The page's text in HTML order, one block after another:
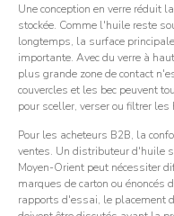
Une conception en verre réduit
stockée. Comme l'huile reste
longtemps, la surface
importante. Avec du verre à
plus grande zone de contact
couvercles et les bec peuvent
pour sceller, verser ou filtrer les
Pour les acheteurs B2B, la
ventes. Un distributeur d'huile
Moyen-Orient peut nécessiter
marques de carton ou énoncés
rapports d'essai, le placement